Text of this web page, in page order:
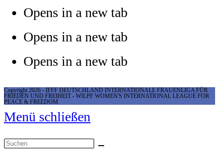
Opens in a new tab
Opens in a new tab
Opens in a new tab
Copyright 2026 - IFFF DEUTSCHLAND INTERNATIONALE FRAUENLIGA FÜR
FRIEDEN UND FREIHEIT - WILPF WOMEN'S INTERNATIONAL LEAGUE FOR
PEACE & FREEDOM
Menü schließen